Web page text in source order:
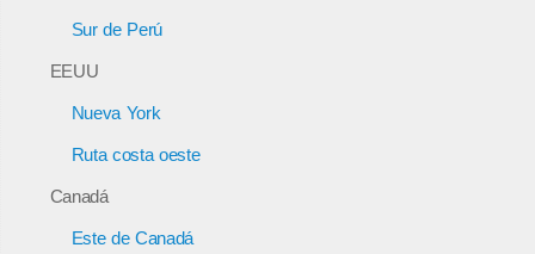
Sur de Perú
EEUU
Nueva York
Ruta costa oeste
Canadá
Este de Canadá